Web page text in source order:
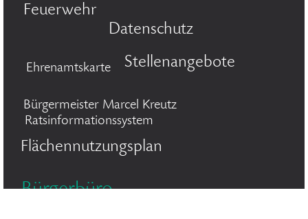
Feuerwehr
Datenschutz
Ehrenamtskarte Stellenangebote
Bürgermeister Marcel Kreutz
Ratsinformationssystem
Flächennutzungsplan
Bürgerbüro